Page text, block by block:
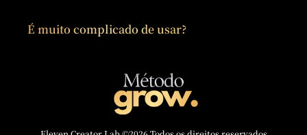
É muito complicado de usar?